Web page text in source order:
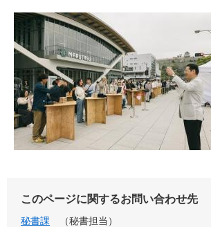
このページに関するお問い合わせ先
秘書課
秘書担当